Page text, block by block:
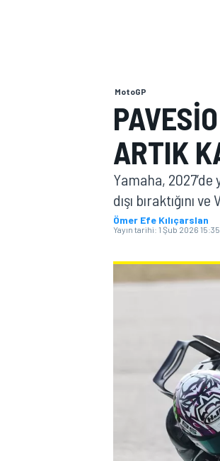
WORLD SUPERBIKE
MotoGP
ARTIK
Yamaha,
dışı bıraktığını
Ömer Efe Kılıçarslan
Yayın tarihi: 1 Şub 2026 15:35